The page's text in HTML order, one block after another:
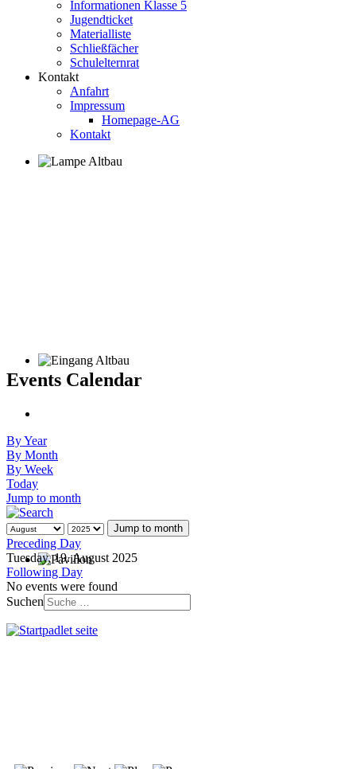
Informationen Klasse 5
Jugendticket
Materialliste
Schließfächer
Schulelternrat
Kontakt
Anfahrt
Impressum
Homepage-AG
Kontakt
Events Calendar
By Year
By Month
By Week
Today
Jump to month
Jump to month
Preceding Day
Tuesday, 19. August 2025
Following Day
No events were found
Suchen